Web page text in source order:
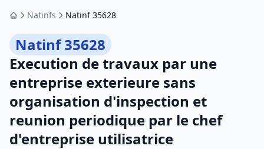
AccueilNatinfs Natinf 35628
Natinf 35628
Execution de travaux par une
entreprise exterieure sans
organisation d'inspection et
reunion periodique par le chef
d'entreprise utilisatrice